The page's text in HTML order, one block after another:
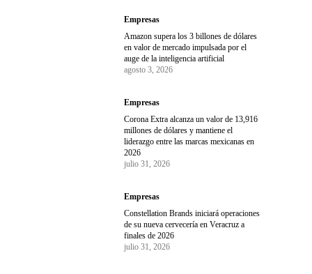
Empresas
Amazon supera los 3 billones de dólares
en valor de mercado impulsada por el
auge de la inteligencia artificial
agosto 3, 2026
Empresas
Corona Extra alcanza un valor de 13,916
millones de dólares y mantiene el
liderazgo entre las marcas mexicanas en
2026
julio 31, 2026
Empresas
Constellation Brands iniciará operaciones
de su nueva cervecería en Veracruz a
finales de 2026
julio 31, 2026